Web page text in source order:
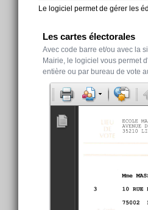
Le logiciel permet de gérer les
Les cartes électorales
Avec code barre et/ou avec la
Mairie, le logiciel vous permet
entière ou par bureau de vote